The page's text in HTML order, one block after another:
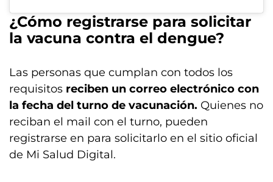
¿Cómo registrarse para solicitar
la vacuna contra el dengue?
Las personas que cumplan con todos los
requisitos reciben un correo electrónico con
la fecha del turno de vacunación. Quienes no
reciban el mail con el turno, pueden
registrarse en para solicitarlo en el sitio oficial
de Mi Salud Digital.